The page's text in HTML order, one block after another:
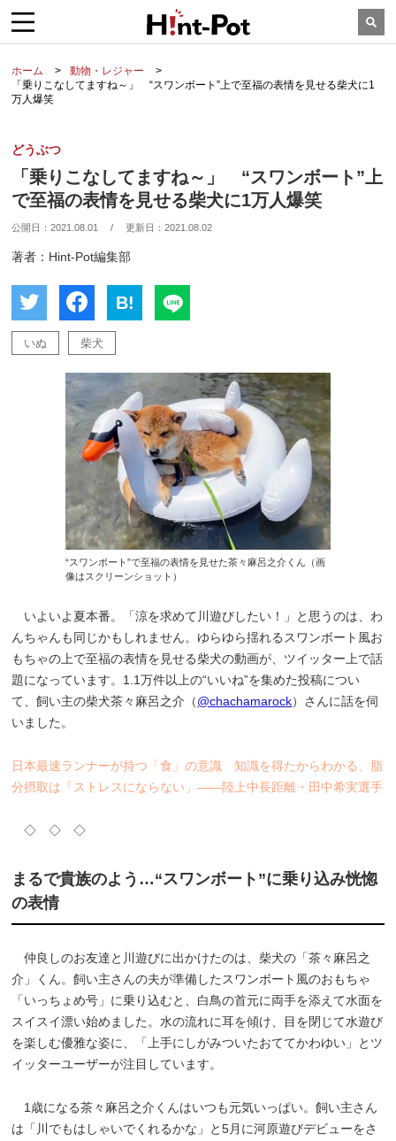
ホーム
動物・レジャー
「乗りこなしてますね～」 “スワンボート”上で至福の表情を見せる柴犬に1
万人爆笑
どうぶつ
「乗りこなしてますね～」 “スワンボート”上
で至福の表情を見せる柴犬に1万人爆笑
公開日：2021.08.01 / 更新日：2021.08.02
著者：Hint-Pot編集部
B!
いぬ 柴犬
“スワンボート”で至福の表情を見せた茶々麻呂之介くん（画
像はスクリーンショット）
いよいよ夏本番。「涼を求めて川遊びしたい！」と思うのは、わ
んちゃんも同じかもしれません。ゆらゆら揺れるスワンボート風お
もちゃの上で至福の表情を見せる柴犬の動画が、ツイッター上で話
題になっています。1.1万件以上の“いいね”を集めた投稿につい
て、飼い主の柴犬茶々麻呂之介（@chachamarock）さんに話を伺
いました。
日本最速ランナーが持つ「食」の意識 知識を得たからわかる、脂
分摂取は「ストレスにならない」――陸上中長距離・田中希実選手
◇ ◇ ◇
まるで貴族のよう…“スワンボート”に乗り込み恍惚
の表情
仲良しのお友達と川遊びに出かけたのは、柴犬の「茶々麻呂之
介」くん。飼い主さんの夫が準備したスワンボート風のおもちゃ
「いっちょめ号」に乗り込むと、白鳥の首元に両手を添えて水面を
スイスイ漂い始めました。水の流れに耳を傾け、目を閉じて水遊び
を楽しむ優雅な姿に、「上手にしがみついたおててかわゆい」とツ
イッターユーザーが注目しています。
1歳になる茶々麻呂之介くんはいつも元気いっぱい。飼い主さん
は「川でもはしゃいでくれるかな」と5月に河原遊びデビューをさ